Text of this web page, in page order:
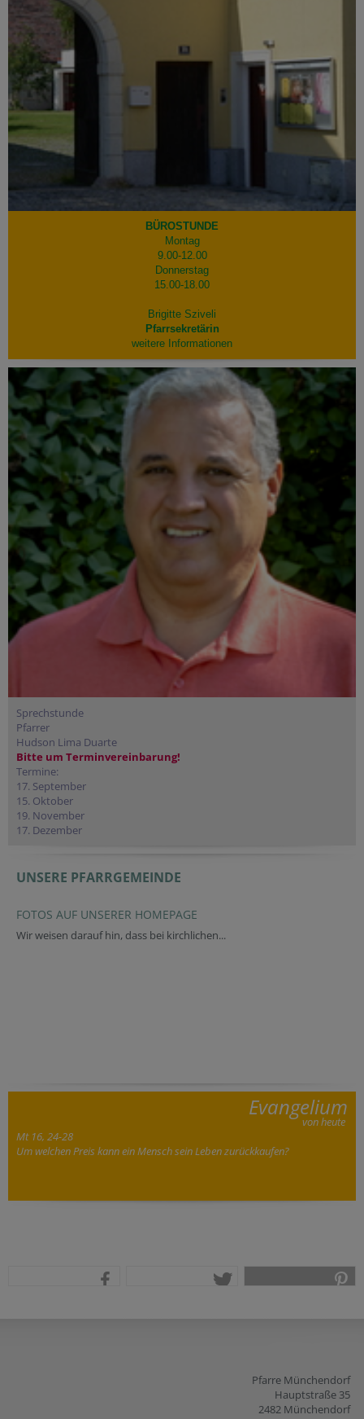
BÜROSTUNDE
Montag
9.00-12.00
Donnerstag
15.00-18.00
Brigitte Sziveli
Pfarrsekretärin
weitere Informationen
Sprechstunde
Pfarrer
Hudson Lima Duarte
Bitte um Terminvereinbarung!
Termine:
17. September
15. Oktober
19. November
17. Dezember
UNSERE PFARRGEMEINDE
FOTOS AUF UNSERER HOMEPAGE
Wir weisen darauf hin, dass bei kirchlichen...
Evangelium
von heute
Mt 16, 24-28
Um welchen Preis kann ein Mensch sein Leben zurückkaufen?
Pfarre Münchendorf
Hauptstraße 35
2482 Münchendorf